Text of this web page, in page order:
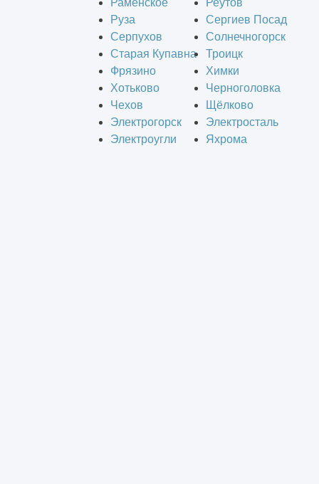
Раменское
Реутов
Руза
Сергиев Посад
Серпухов
Солнечногорск
Старая Купавна
Троицк
Фрязино
Химки
Хотьково
Черноголовка
Чехов
Щёлково
Электрогорск
Электросталь
Электроугли
Яхрома